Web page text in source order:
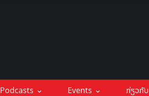
Podcasts Events
ກ່ຽວກັບ